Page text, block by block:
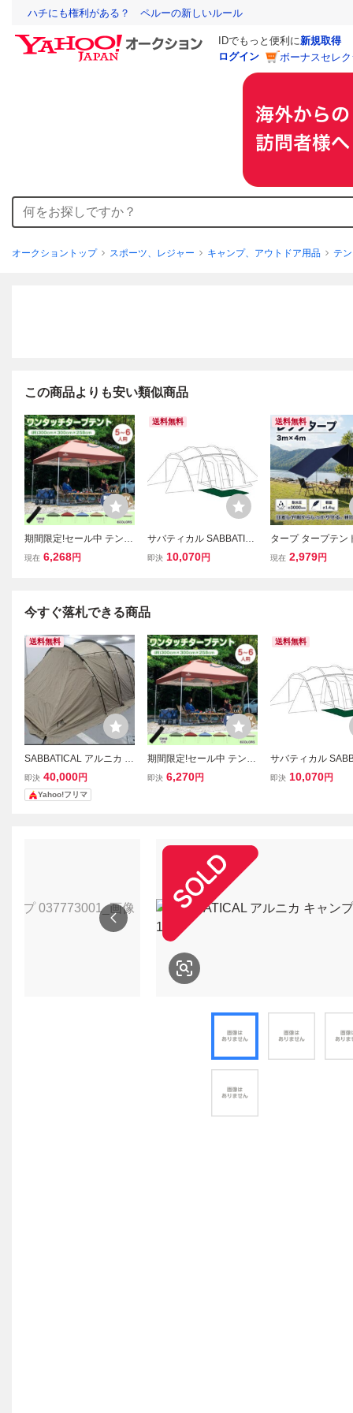
ハチにも権利がある？ ペルーの新しいルール
IDでもっと便利に新規取得
ログイン
ボーナスセレ
オークショントップ スポーツ、レジャー キャンプ、アウトドア用品 テ
この商品よりも安い類似商品
期間限定!セール中 テント
タープ 3×3m UV 専用バ
ンプ ad022
現在 6,268円
送料無料
サバティカル SABBATIC
AL テント アルニカ キャ
即決 10,070円
送料無料
タープ タープテン
3m テント てんと
現在 2,979円
今すぐ落札できる商品
送料無料
SABBATICAL アルニカ キ
ャンプ テント
即決 40,000円
Yahoo!フリマ
期間限定!セール中 テント
タープ 3×3m UV 専用バ
即決 6,270円
送料無料
サバティカル
AL テント アルニ
即決 10,070円